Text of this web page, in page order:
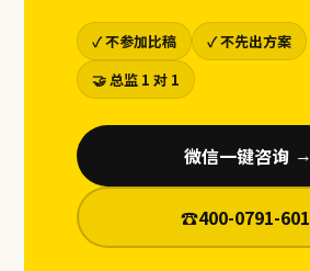
✓ 不参加比稿
✓ 不先出方案
🤝 总监 1 对 1
微信一键咨询 →
☎400-0791-601